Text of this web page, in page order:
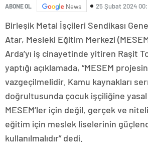
ABONE OL News 25 Şubat 2024
Birleşik Metal İşçileri Sendikası
Atar, Mesleki Eğitim Merkezi
Arda’yı iş cinayetinde yitiren Raşit
yaptığı açıklamada, “MESEM
vazgeçilmelidir. Kamu kaynakları
doğrultusunda çocuk işçiliğine yasal
MESEM’ler için değil, gerçek ve
eğitim için meslek liselerinin
kullanılmalıdır” dedi.